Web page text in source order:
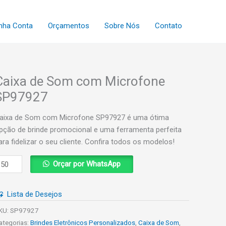
Conta Orçamentos Sobre Nós Contato
de Som com Microfone
de Som com Microfone SP97927 é uma ótima
de brinde promocional e uma ferramenta perfeita
fidelizar o seu cliente. Confira todos os modelos!
Orçar por WhatsApp
Lista de Desejos
SP97927
Brindes Eletrônicos Personalizados ,Caixa de Som